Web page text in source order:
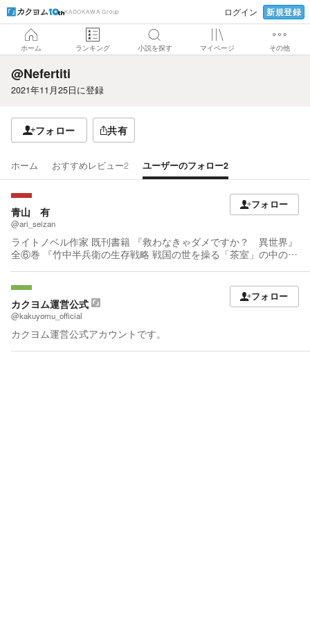
KADOKAWA Group ログイン 新規登録
ホーム ランキング 小説を探す マイページ その他
@Nefertiti
2021年11月25日に登録
フォロー 共有
ホーム おすすめレビュー2 ユーザーのフォロー2
青山 有
@ari_seizan
ライトノベル作家 既刊書籍 『救わなきゃダメですか？ 異世界』
全⑥巻 『竹中半兵衛の生存戦略 戦国の世を操る「茶室」の中の英
ちと戦国乱世を生き抜く』全⑤巻 『無敵商人の異世界成り上がり
物語 ～現代の製品を自在に取り寄せるスキルがあるので異世界
では楽勝です～』①～ コミカライズ（原作） 『転生！ 竹中半兵
衛 マイナー武将に転生した仲間たちと戦国乱世を生き抜く』①
～⑤巻
フォロー
カクヨム運営公式
@kakuyomu_official
カクヨム運営公式アカウントです。
フォロー